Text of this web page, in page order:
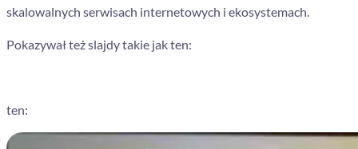
skalowalnych serwisach internetowych i ekosystemach.
Pokazywał też slajdy takie jak ten:
ten: